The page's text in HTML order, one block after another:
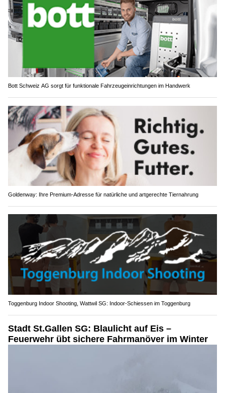
Bott Schweiz AG sorgt für funktionale Fahrzeugeinrichtungen im Handwerk
Goldenway: Ihre Premium-Adresse für natürliche und artgerechte Tiernahrung
Toggenburg Indoor Shooting, Wattwil SG: Indoor-Schiessen im Toggenburg
Stadt St.Gallen SG: Blaulicht auf Eis –
Feuerwehr übt sichere Fahrmanöver im Winter